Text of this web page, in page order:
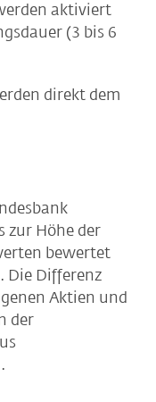
aktiviert
(3 bis 6
direkt dem
zur Höhe der
bewertet
Die Differenz
Aktien und
der